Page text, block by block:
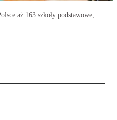
aż 163 szkoły podstawowe,